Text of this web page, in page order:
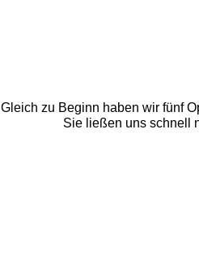
Gleich zu Beginn haben wir fünf
Sie ließen uns schnell